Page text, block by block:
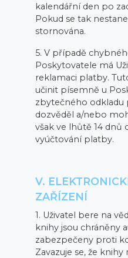
kalendářní den po
Pokud se tak
stornována.
5. V případě
Poskytovatele má
reklamaci platby.
učinit písemně u
zbytečného odkladu
dozvěděl a/nebo
však ve lhůtě 14 dnů
vyúčtování platby.
V.
ZAŘÍZENÍ
1. Uživatel bere na
knihy jsou chráněny
zabezpečeny proti
Zavazuje se, že